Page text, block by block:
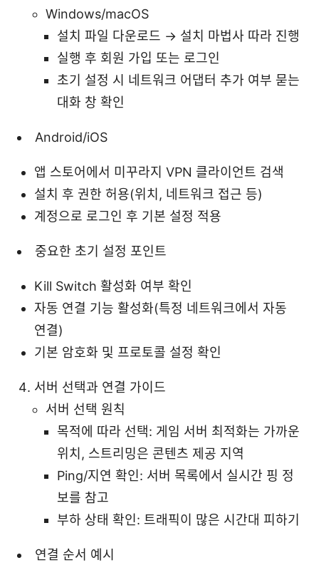
Windows/macOS
설치 파일 다운로드 → 설치 마법사 따라 진행
실행 후 회원 가입 또는 로그인
초기 설정 시 네트워크 어댑터 추가 여부 묻는
대화 창 확인
Android/iOS
앱 스토어에서 미꾸라지 VPN 클라이언트 검색
설치 후 권한 허용(위치, 네트워크 접근 등)
계정으로 로그인 후 기본 설정 적용
중요한 초기 설정 포인트
Kill Switch 활성화 여부 확인
자동 연결 기능 활성화(특정 네트워크에서 자동
연결)
기본 암호화 및 프로토콜 설정 확인
서버 선택과 연결 가이드
서버 선택 원칙
목적에 따라 선택: 게임 서버 최적화는 가까운
위치, 스트리밍은 콘텐츠 제공 지역
Ping/지연 확인: 서버 목록에서 실시간 핑 정
보를 참고
부하 상태 확인: 트래픽이 많은 시간대 피하기
연결 순서 예시